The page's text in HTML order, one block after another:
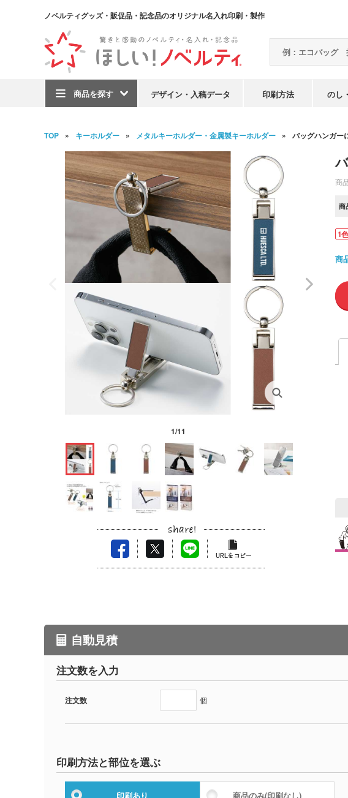
ノベルティグッズ・販促品・記念品のオリジナル名入れ印刷・製作
商品を探す デザイン・入稿データ 印刷方法 のし
TOP キーホルダー メタルキーホルダー・金属製キーホルダー バッグハンガー
1/11
商
商
1
商
自動見積
注文数を入力
注文数 個
印刷方法と部位を選ぶ
印刷あり 商品のみ(印刷なし)